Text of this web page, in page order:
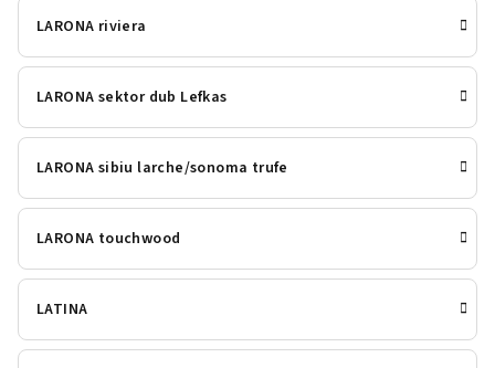
LARONA riviera
LARONA sektor dub Lefkas
LARONA sibiu larche/sonoma trufe
LARONA touchwood
LATINA